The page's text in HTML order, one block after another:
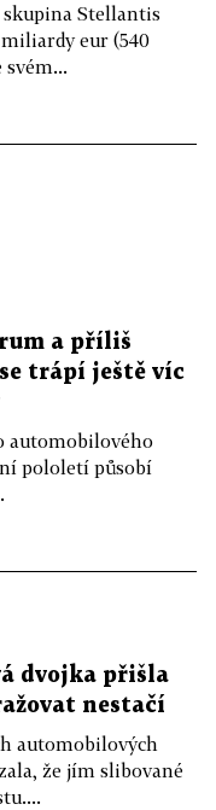
Stellantis
eur (540
a příliš
trápí ještě víc
automobilového
pololetí působí
dvojka přišla
nestačí
automobilových
že jím slibované